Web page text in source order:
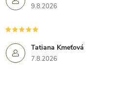
9.8.2026
Tatiana Kmeťová
7.8.2026